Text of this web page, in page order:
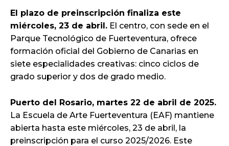
El plazo de preinscripción finaliza este
miércoles, 23 de abril. El centro, con sede en el
Parque Tecnológico de Fuerteventura, ofrece
formación oficial del Gobierno de Canarias en
siete especialidades creativas: cinco ciclos de
grado superior y dos de grado medio.
Puerto del Rosario, martes 22 de abril de 2025.
La Escuela de Arte Fuerteventura (EAF) mantiene
abierta hasta este miércoles, 23 de abril, la
preinscripción para el curso 2025/2026. Este